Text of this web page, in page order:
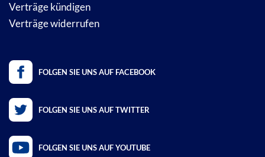
Verträge kündigen
Verträge widerrufen
FOLGEN SIE UNS AUF FACEBOOK
FOLGEN SIE UNS AUF TWITTER
FOLGEN SIE UNS AUF YOUTUBE